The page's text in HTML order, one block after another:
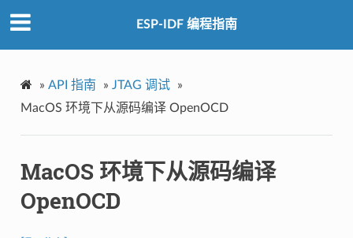
ESP-IDF 编程指南
» API 指南 » JTAG 调试
»
MacOS 环境下从源码编译 OpenOCD
MacOS 环境下从源码编译
OpenOCD